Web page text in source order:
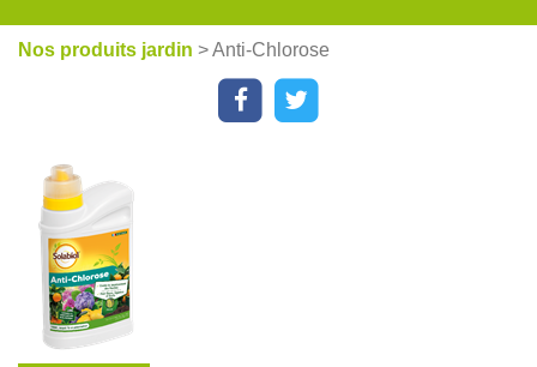
Nos produits jardin > Anti-Chlorose